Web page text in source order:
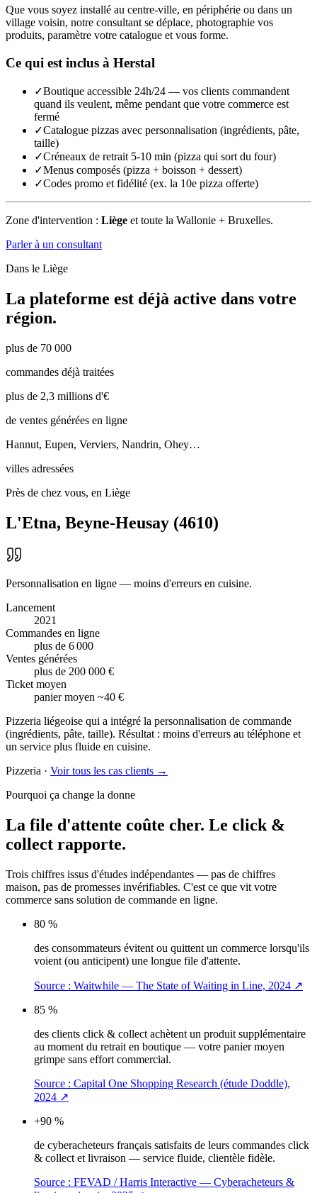
Que vous soyez installé au centre-ville, en périphérie ou dans un
village voisin, notre consultant se déplace, photographie vos
produits, paramètre votre catalogue et vous forme.
Ce qui est inclus à Herstal
✓Boutique accessible 24h/24 — vos clients commandent
quand ils veulent, même pendant que votre commerce est
fermé
✓Catalogue pizzas avec personnalisation (ingrédients, pâte,
taille)
✓Créneaux de retrait 5-10 min (pizza qui sort du four)
✓Menus composés (pizza + boisson + dessert)
✓Codes promo et fidélité (ex. la 10e pizza offerte)
Zone d'intervention : Liège et toute la Wallonie + Bruxelles.
Parler à un consultant
Dans le Liège
La plateforme est déjà active dans votre
région.
plus de 70 000
commandes déjà traitées
plus de 2,3 millions d'€
de ventes générées en ligne
Hannut, Eupen, Verviers, Nandrin, Ohey…
villes adressées
Près de chez vous, en Liège
L'Etna, Beyne-Heusay (4610)
Personnalisation en ligne — moins d'erreurs en cuisine.
Lancement
2021
Commandes en ligne
plus de 6 000
Ventes générées
plus de 200 000 €
Ticket moyen
panier moyen ~40 €
Pizzeria liégeoise qui a intégré la personnalisation de commande
(ingrédients, pâte, taille). Résultat : moins d'erreurs au téléphone et
un service plus fluide en cuisine.
Pizzeria · Voir tous les cas clients →
Pourquoi ça change la donne
La file d'attente coûte cher. Le click &
collect rapporte.
Trois chiffres issus d'études indépendantes — pas de chiffres
maison, pas de promesses invérifiables. C'est ce que vit votre
commerce sans solution de commande en ligne.
80 %
des consommateurs évitent ou quittent un commerce lorsqu'ils
voient (ou anticipent) une longue file d'attente.
Source : Waitwhile — The State of Waiting in Line, 2024 ↗
85 %
des clients click & collect achètent un produit supplémentaire
au moment du retrait en boutique — votre panier moyen
grimpe sans effort commercial.
Source : Capital One Shopping Research (étude Doddle),
2024 ↗
+90 %
de cyberacheteurs français satisfaits de leurs commandes click
& collect et livraison — service fluide, clientèle fidèle.
Source : FEVAD / Harris Interactive — Cyberacheteurs &